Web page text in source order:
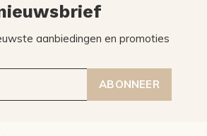
aanbiedingen en promoties
ABONNEER